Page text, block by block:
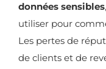
données sensibles
utiliser pour
Les pertes de
de clients et de